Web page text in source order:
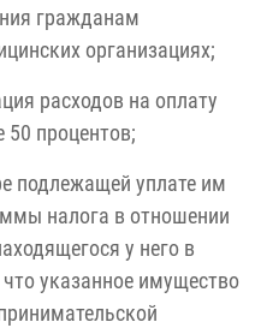
гражданам
организациях;
расходов на оплату
процентов;
подлежащей уплате им
налога в отношении
у него в
указанное имущество